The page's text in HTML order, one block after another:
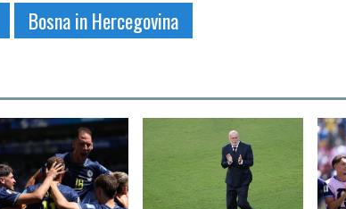
Bosna in Hercegovina